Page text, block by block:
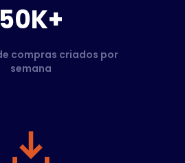
50K+
compras criados por
semana